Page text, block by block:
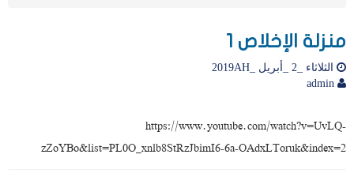
منزلة الإخلاص 1
الثلاثاء _2 _أبريل _2019AH
https://www.youtube.com/watch?v=UvLQ-
zZoYBo&list=PL0O_xnlb8StRzJbimI6-6a-OAdxLToruk&index=2